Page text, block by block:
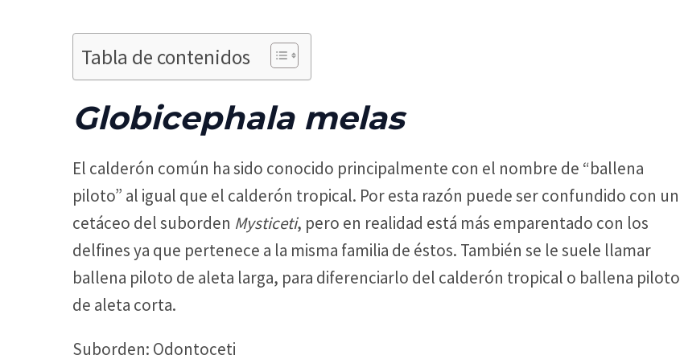
Tabla de contenidos
Globicephala melas
El calderón común ha sido conocido principalmente con el nombre de “ballena
piloto” al igual que el calderón tropical. Por esta razón puede ser confundido con un
cetáceo del suborden Mysticeti, pero en realidad está más emparentado con los
delfines ya que pertenece a la misma familia de éstos. También se le suele llamar
ballena piloto de aleta larga, para diferenciarlo del calderón tropical o ballena piloto
de aleta corta.
Suborden: Odontoceti